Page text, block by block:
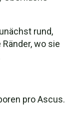
rund,
wo sie
pro Ascus.